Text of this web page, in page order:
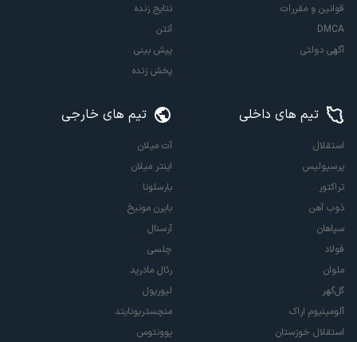
قوانین و مقررات
DMCA
آگهی دولتی
نتایج زنده
آنتن
پیش بینی
پخش زنده
تیم های داخلی
استقلال
پرسپولیس
تراکتور
ذوب آهن
سپاهان
فولاد
ملوان
گل‌گهر
آلومینیوم اراک
استقلال خوزستان
تیم های خارجی
آث میلان
اینتر میلان
بارسلونا
بایرن مونیخ
آرسنال
چلسی
رئال مادرید
لیورپول
منچستریونایتد
یوونتوس